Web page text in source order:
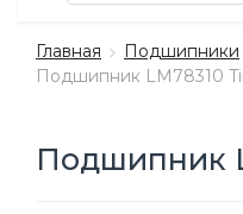
Главная
Подшипники
Подшипник LM78310
Подшипник